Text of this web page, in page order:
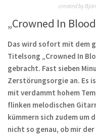
created by
„Crowned In
Das wird sofort mit dem
Titelsong „Crowned In
gebracht. Fast sieben
Zerstörungsorgie an. Es
mit verdammt hohem
flinken melodischen
kümmern sich zudem um
nicht so genau, ob mir